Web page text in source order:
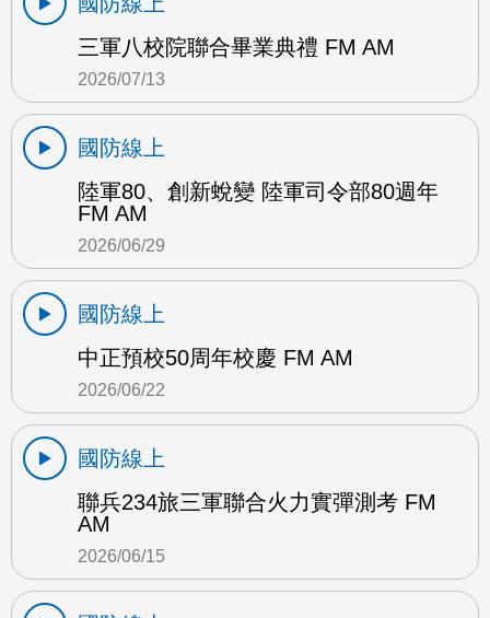
三軍八校院聯合畢業典禮 FM AM
2026/07/13
國防線上
陸軍80、創新蛻變 陸軍司令部80週年
FM AM
2026/06/29
國防線上
中正預校50周年校慶 FM AM
2026/06/22
國防線上
聯兵234旅三軍聯合火力實彈測考 FM
AM
2026/06/15